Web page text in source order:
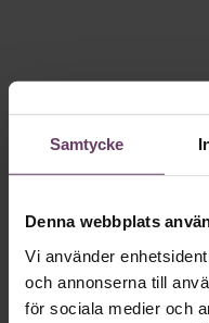
Samtycke
Denna webbplats
Vi använder
och annonserna till
för sociala medier och